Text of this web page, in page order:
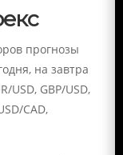
прогнозы
на завтра
USD, GBP/USD,
CAD,